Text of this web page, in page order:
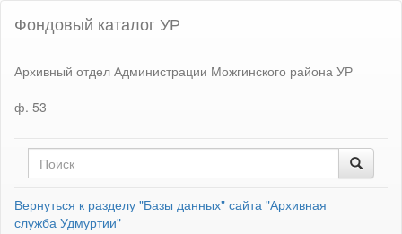
Фондовый каталог УР
Архивный отдел Администрации Можгинского района УР
ф. 53
Вернуться к разделу "Базы данных" сайта "Архивная
служба Удмуртии"